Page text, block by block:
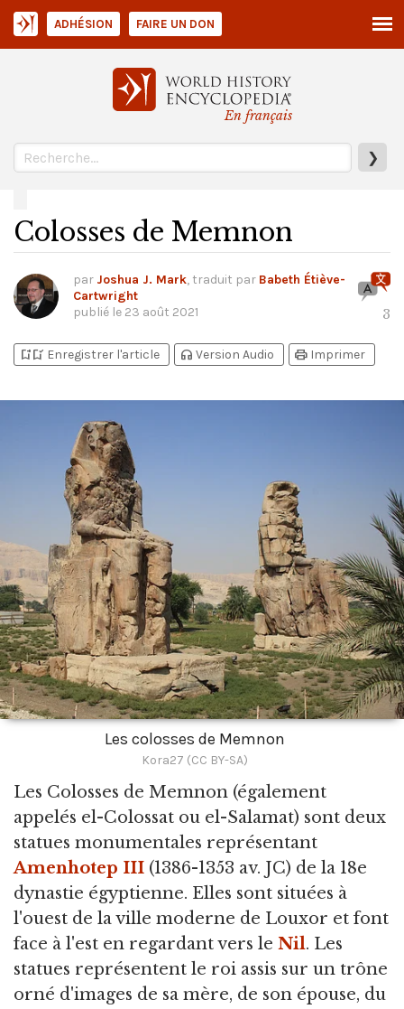
En français
❯
ADHÉSION FAIRE UN DON
Colosses de Memnon
par Joshua J. Mark, traduit par Babeth Étiève-
Cartwright
publié le 23 août 2021 3
bookmark_addbookmark_added Enregistrer l'article headphones Version Audio print Imprimer
Les colosses de Memnon
Kora27 (CC BY-SA)
Les Colosses de Memnon (également
appelés el-Colossat ou el-Salamat) sont deux
statues monumentales représentant
Amenhotep III (1386-1353 av. JC) de la 18e
dynastie égyptienne. Elles sont situées à
l'ouest de la ville moderne de Louxor et font
face à l'est en regardant vers le Nil. Les
statues représentent le roi assis sur un trône
orné d'images de sa mère, de son épouse, du